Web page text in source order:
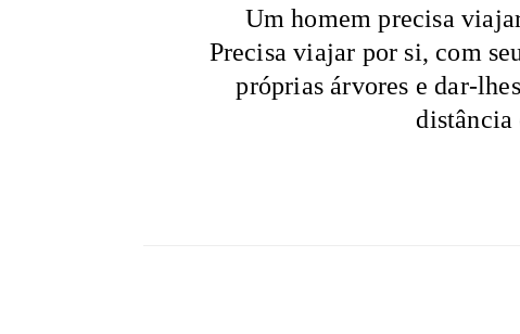
Um homem precisa
Precisa viajar por si, com
próprias árvores e dar-
distância